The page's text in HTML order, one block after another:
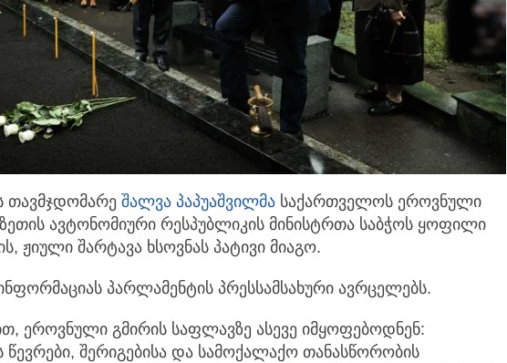
თავმჯდომარე შალვა პაპუაშვილმა საქართველოს ეროვნული
ავტონომიური რესპუბლიკის მინისტრთა საბჭოს ყოფილი
ჟიული შარტავა ხსოვნას პატივი მიაგო.
ინფორმაციას პარლამენტის პრესსამსახური ავრცელებს.
ეროვნული გმირის საფლავზე ასევე იმყოფებოდნენ:
წევრები, შერიგებისა და სამოქალაქო თანასწორობის